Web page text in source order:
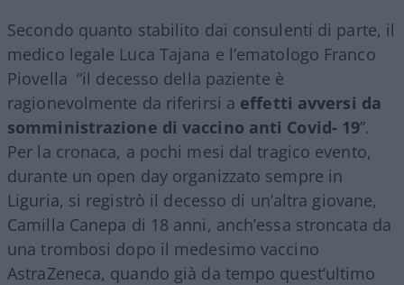
Secondo quanto stabilito dai consulenti di parte, il
medico legale Luca Tajana e l’ematologo Franco
Piovella “il decesso della paziente è
ragionevolmente da riferirsi a effetti avversi da
somministrazione di vaccino anti Covid- 19”.
Per la cronaca, a pochi mesi dal tragico evento,
durante un open day organizzato sempre in
Liguria, si registrò il decesso di un’altra giovane,
Camilla Canepa di 18 anni, anch’essa stroncata da
una trombosi dopo il medesimo vaccino
AstraZeneca, quando già da tempo quest’ultimo